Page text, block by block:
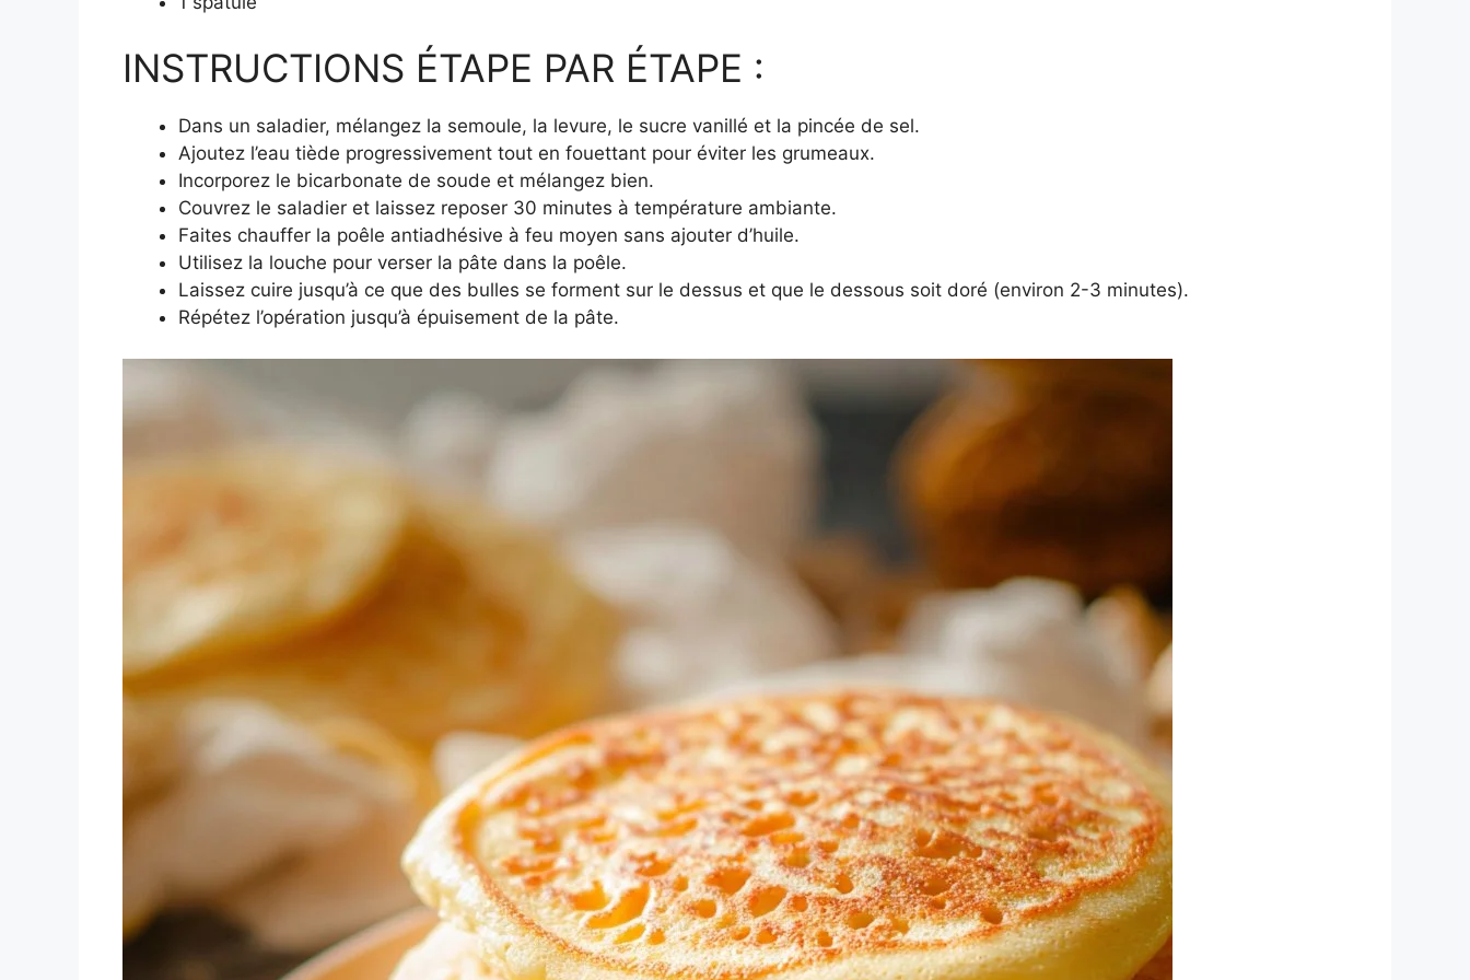
INSTRUCTIONS ÉTAPE PAR ÉTAPE :
Dans un saladier, mélangez la semoule, la levure, le sucre vanillé et la pincée de sel.
Ajoutez l’eau tiède progressivement tout en fouettant pour éviter les grumeaux.
Incorporez le bicarbonate de soude et mélangez bien.
Couvrez le saladier et laissez reposer 30 minutes à température ambiante.
Faites chauffer la poêle antiadhésive à feu moyen sans ajouter d’huile.
Utilisez la louche pour verser la pâte dans la poêle.
Laissez cuire jusqu’à ce que des bulles se forment sur le dessus et que le dessous soit doré (environ 2-3 minutes).
Répétez l’opération jusqu’à épuisement de la pâte.